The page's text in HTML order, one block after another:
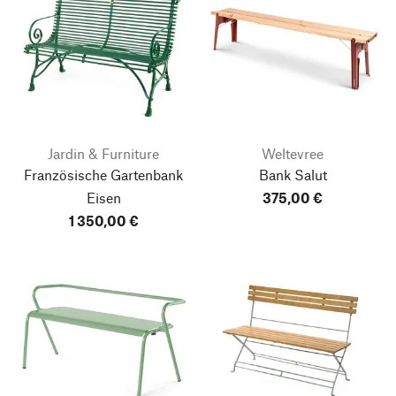
Jardin & Furniture
Französische Gartenbank
Eisen
1 350,00 €
Weltevree
Bank Salut
375,00 €